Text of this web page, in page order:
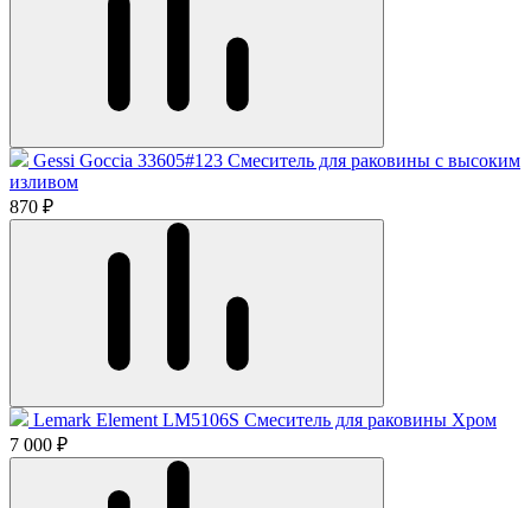
Gessi Goccia 33605#123 Смеситель для раковины с высоким
изливом
870 ₽
Lemark Element LM5106S Смеситель для раковины Хром
7 000 ₽